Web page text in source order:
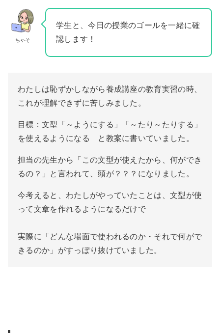
ちゃそ
学生と、今日の授業のゴールを一緒に確
認します！
わたしは恥ずかしながら養成講座の教育実習の時、
これが理解できずに苦しみました。
目標：文型「～ようにする」「～たり～たりする」
を使えるようになる と教案に書いていました。
担当の先生から「この文型が使えたから、何ができ
るの？」と言われて、頭が？？？になりました。
今考えると、わたしがやっていたことは、文型が使
って文章を作れるようになるだけで
実際に「どんな場面で使われるのか・それで何がで
きるのか」がすっぽり抜けていました。